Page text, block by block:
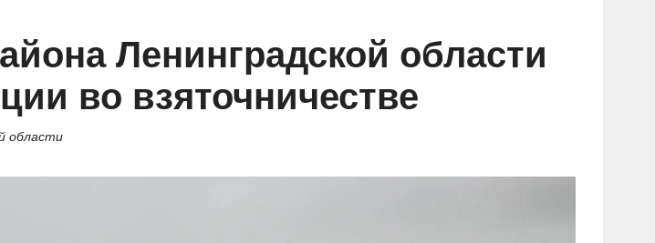
Ленинградской области
во взяточничестве
области